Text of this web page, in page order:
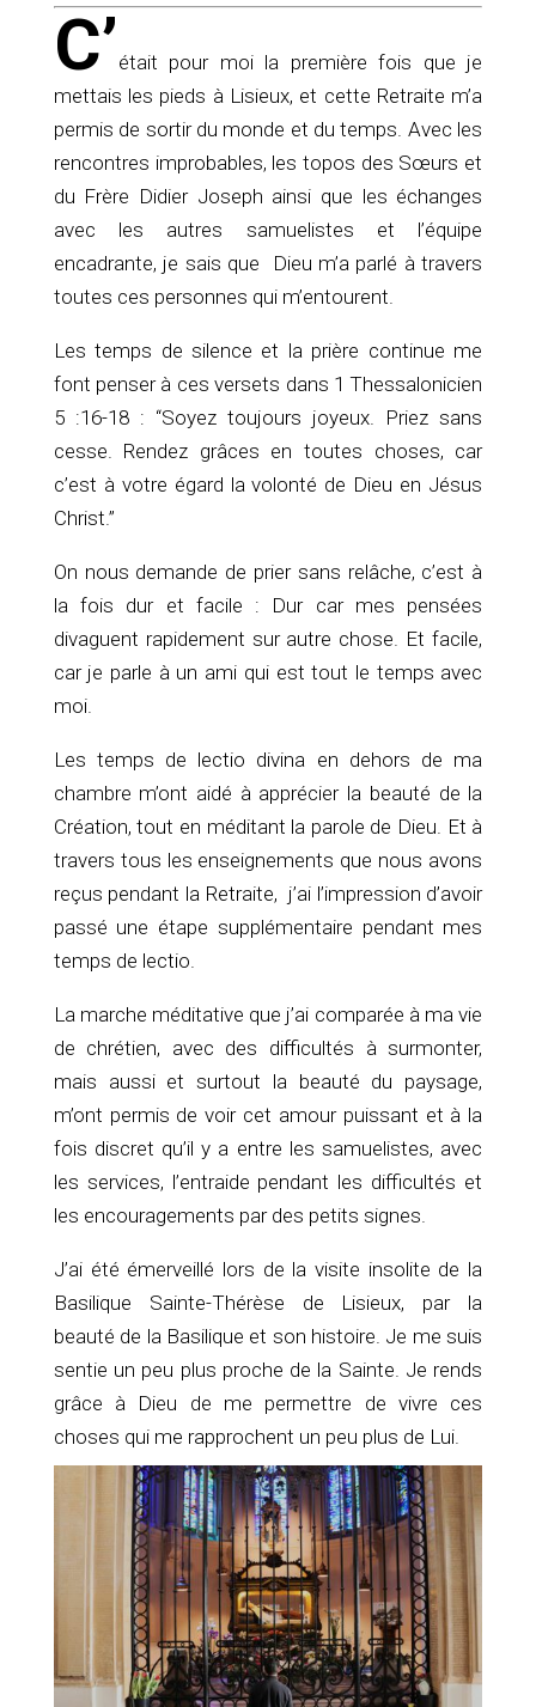
C’ était pour moi la première fois que je
mettais les pieds à Lisieux, et cette Retraite m’a
permis de sortir du monde et du temps. Avec les
rencontres improbables, les topos des Sœurs et
du Frère Didier Joseph ainsi que les échanges
avec les autres samuelistes et l’équipe
encadrante, je sais que Dieu m’a parlé à travers
toutes ces personnes qui m’entourent.
Les temps de silence et la prière continue me
font penser à ces versets dans 1 Thessalonicien
5 :16-18 : “Soyez toujours joyeux. Priez sans
cesse. Rendez grâces en toutes choses, car
c’est à votre égard la volonté de Dieu en Jésus
Christ.”
On nous demande de prier sans relâche, c’est à
la fois dur et facile : Dur car mes pensées
divaguent rapidement sur autre chose. Et facile,
car je parle à un ami qui est tout le temps avec
moi.
Les temps de lectio divina en dehors de ma
chambre m’ont aidé à apprécier la beauté de la
Création, tout en méditant la parole de Dieu. Et à
travers tous les enseignements que nous avons
reçus pendant la Retraite, j’ai l’impression d’avoir
passé une étape supplémentaire pendant mes
temps de lectio.
La marche méditative que j’ai comparée à ma vie
de chrétien, avec des difficultés à surmonter,
mais aussi et surtout la beauté du paysage,
m’ont permis de voir cet amour puissant et à la
fois discret qu’il y a entre les samuelistes, avec
les services, l’entraide pendant les difficultés et
les encouragements par des petits signes.
J’ai été émerveillé lors de la visite insolite de la
Basilique Sainte-Thérèse de Lisieux, par la
beauté de la Basilique et son histoire. Je me suis
sentie un peu plus proche de la Sainte. Je rends
grâce à Dieu de me permettre de vivre ces
choses qui me rapprochent un peu plus de Lui.